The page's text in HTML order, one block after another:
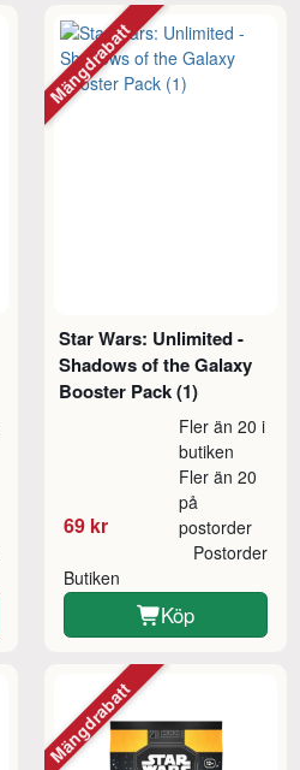
Star Wars: Unlimited -
Shadows of the Galaxy
Booster Pack (1)
69 kr
Fler än 20 i
butiken
Fler än 20
på
postorder
Butiken
Postorder
Köp
Mängdrabatt
Mängdrabatt